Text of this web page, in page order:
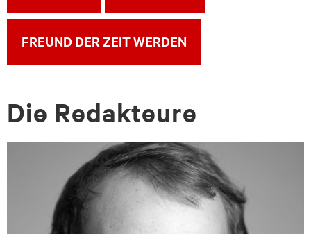
FREUND DER ZEIT WERDEN
Die Re­dak­teu­re